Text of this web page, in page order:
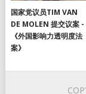
国家党议员TIM VAN
DE MOLEN 提交议案 -
《外国影响力透明度法
案》